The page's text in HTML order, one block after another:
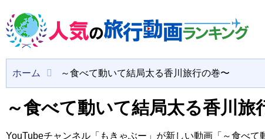
ホーム ～食べて動いて結局太る香川旅行の巻〜
～食べて動いて結局太る香川旅
YouTubeチャンネル「もきゃぶー」が新しい動画「～食べて